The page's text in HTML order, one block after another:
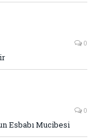
0
0
Esbabı Mucibesi